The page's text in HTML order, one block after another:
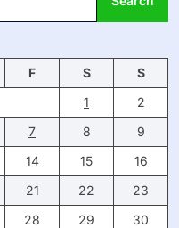
F S
S
1
2
7 8
9
14 15
16
21 22
23
28 29
30